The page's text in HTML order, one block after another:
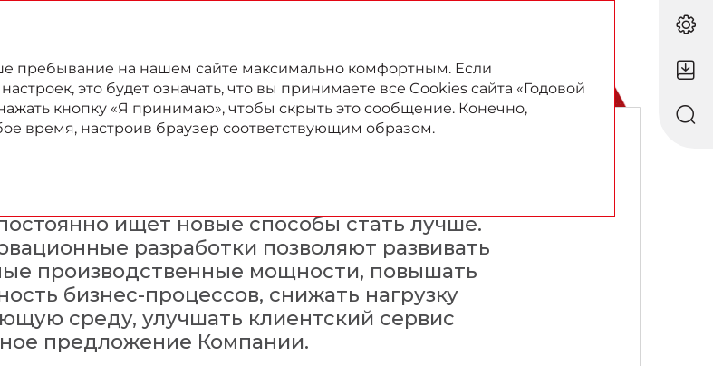
деятельность
ищет новые способы стать лучше.
разработки позволяют развивать
производственные мощности, повышать
бизнес-процессов, снижать нагрузку
среду, улучшать клиентский сервис
предложение Компании.
пребывание на нашем сайте максимально комфортным. Если
это будет означать, что вы принимаете все Cookies сайта «Годовой
кнопку «Я принимаю», чтобы скрыть это сообщение. Конечно,
время, настроив браузер соответствующим образом.